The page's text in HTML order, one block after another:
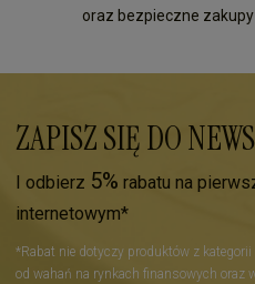
oraz bezpieczne
ZAPISZ SIĘ DO
I odbierz 5% rabatu na
internetowym*
*Rabat nie dotyczy produktów z kategorii
od wahań na rynkach finansowych oraz